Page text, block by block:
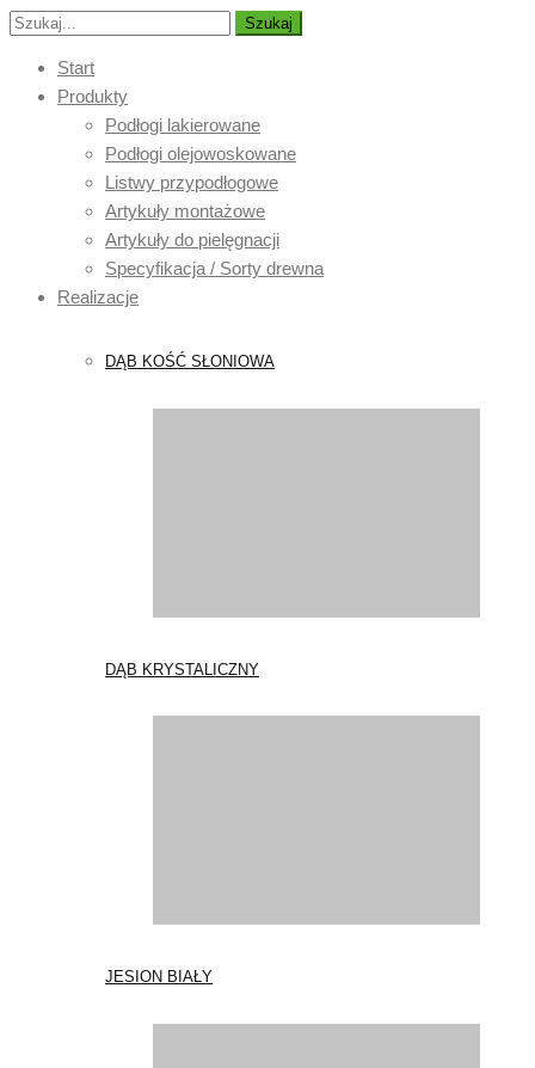
Szukaj
Start
Produkty
Podłogi lakierowane
Podłogi olejowoskowane
Listwy przypodłogowe
Artykuły montażowe
Artykuły do pielęgnacji
Specyfikacja / Sorty drewna
Realizacje
DĄB KOŚĆ SŁONIOWA
DĄB KRYSTALICZNY
JESION BIAŁY